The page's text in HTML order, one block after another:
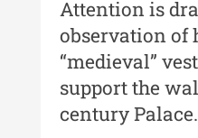
XII / Nr. 13 / 2019
Indexul Complet
Buletinul
Conservare-
Attention is
observation of
“medieval”
support the
century Palace.